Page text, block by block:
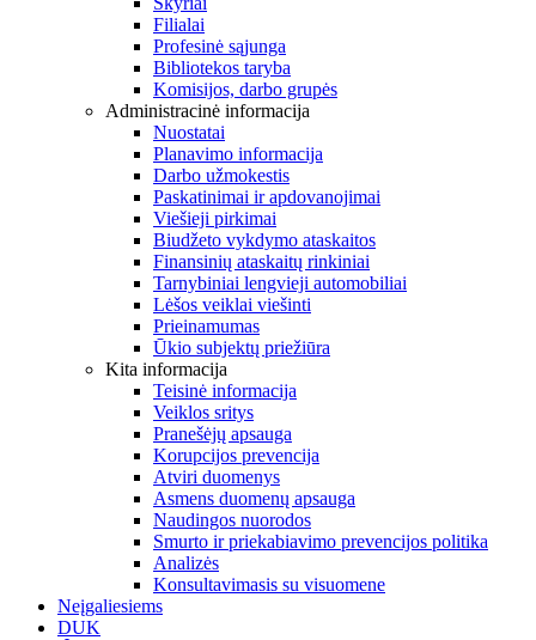
Filialai
Profesinė sąjunga
Bibliotekos taryba
Komisijos, darbo grupės
Administracinė informacija
Nuostatai
Planavimo informacija
Darbo užmokestis
Paskatinimai ir apdovanojimai
Viešieji pirkimai
Biudžeto vykdymo ataskaitos
Finansinių ataskaitų rinkiniai
Tarnybiniai lengvieji automobiliai
Lėšos veiklai viešinti
Prieinamumas
Ūkio subjektų priežiūra
Kita informacija
Teisinė informacija
Veiklos sritys
Pranešėjų apsauga
Korupcijos prevencija
Atviri duomenys
Asmens duomenų apsauga
Naudingos nuorodos
Smurto ir priekabiavimo prevencijos politika
Analizės
Konsultavimasis su visuomene
Neįgaliesiems
DUK